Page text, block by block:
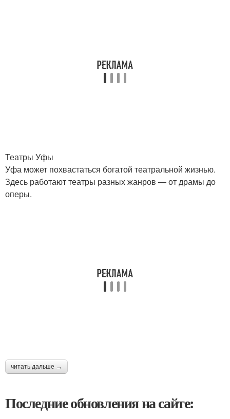
Театры Уфы
Уфа может похвастаться богатой театральной жизнью.
Здесь работают театры разных жанров — от драмы до
оперы.
читать дальше →
Последние обновления на сайте: